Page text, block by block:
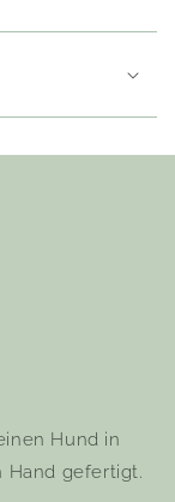
Hund in
Hand gefertigt.